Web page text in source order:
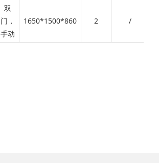
双
门，
手动
1650*1500*860 2 /